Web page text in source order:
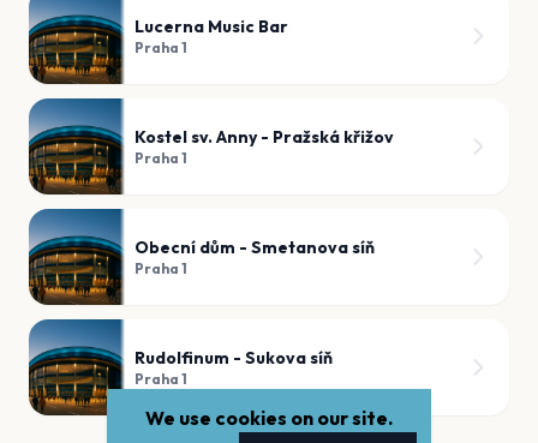
Lucerna Music Bar
Praha 1
Kostel sv. Anny - Pražská křižov
Praha 1
Obecní dům - Smetanova síň
Praha 1
Rudolfinum - Sukova síň
Praha 1
We use cookies on our site.